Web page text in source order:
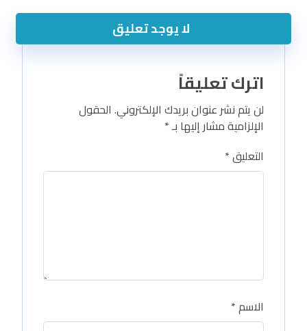
لا يوجد تعليق
اترك تعليقاً
لن يتم نشر عنوان بريدك الإلكتروني. الحقول
الإلزامية مشار إليها بـ*
التعليق*
الاسم*